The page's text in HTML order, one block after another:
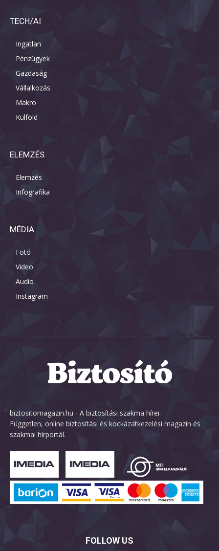
TECH/AI
Ingatlan
Pénzügyek
Gazdaság
Vállalkozás
Makro
Külföld
ELEMZÉS
Elemzés
Infografika
MÉDIA
Fotó
Video
Audio
Instagram
biztositomagazin.hu - A biztosítási szakma hírei.
Független, online biztosítási és kockázatkezelési magazin és
szakmai hírportál.
FOLLOW US